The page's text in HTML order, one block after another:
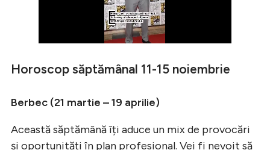
Horoscop săptămânal 11-15 noiembrie
Berbec (21 martie – 19 aprilie)
Această săptămână îți aduce un mix de provocări
și oportunități în plan profesional. Vei fi nevoit să